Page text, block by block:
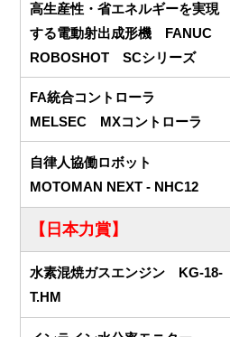
高生産性・省エネルギーを実現
する電動射出成形機 FANUC
ROBOSHOT SCシリーズ
FA統合コントローラ
MELSEC MXコントローラ
自律人協働ロボット
MOTOMAN NEXT - NHC12
【日本力賞】
水素混焼ガスエンジン KG-18-
T.HM